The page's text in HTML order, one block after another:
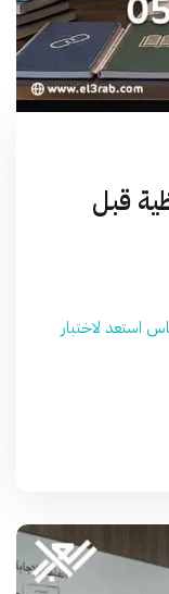
قبل
استعد لاختبار